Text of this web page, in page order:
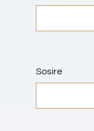
Sosire